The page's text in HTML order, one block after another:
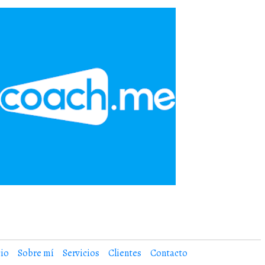
Sobre mí Servicios Clientes Contacto